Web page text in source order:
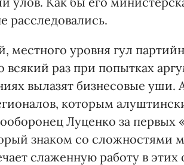
расследовались.
местного уровня гул
раз при попытках
вылазят бизнесовые
которым
Луценко за первых
знаком со сложностями
слаженную работу в